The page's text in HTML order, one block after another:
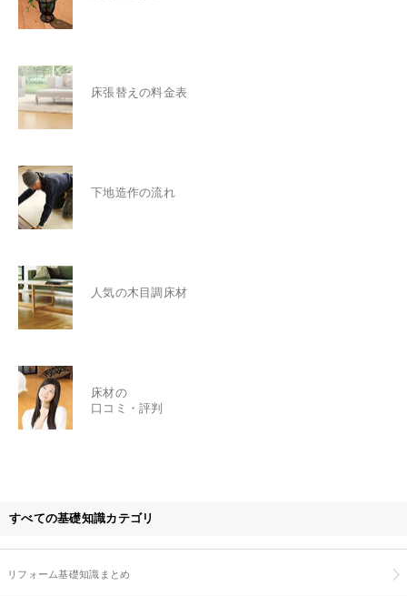
床張替えの料金表
下地造作の流れ
人気の木目調床材
床材の
口コミ・評判
すべての基礎知識カテゴリ
リフォーム基礎知識まとめ